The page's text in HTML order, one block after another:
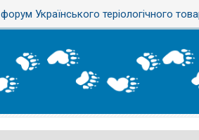
форум Українського теріологічного